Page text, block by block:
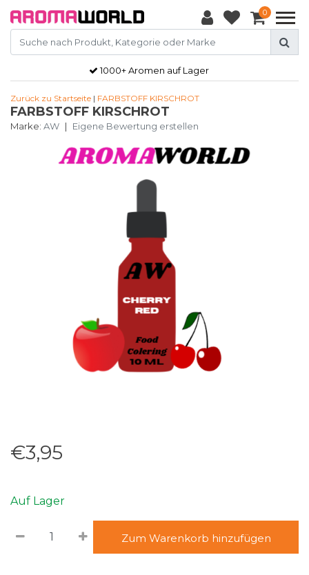
0
1000+ Aromen auf Lager
Zurück zu Startseite | FARBSTOFF KIRSCHROT
FARBSTOFF KIRSCHROT
Marke: AW | Eigene Bewertung erstellen
€3,95
Auf Lager
Zum Warenkorb hinzufügen